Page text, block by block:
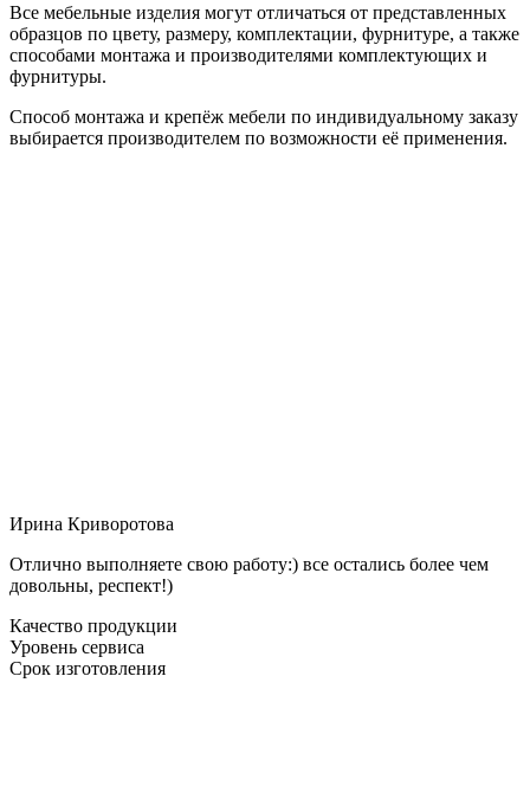
Все мебельные изделия могут отличаться от представленных
образцов по цвету, размеру, комплектации, фурнитуре, а также
способами монтажа и производителями комплектующих и
фурнитуры.
Способ монтажа и крепёж мебели по индивидуальному заказу
выбирается производителем по возможности её применения.
Ирина Криворотова
Отлично выполняете свою работу:) все остались более чем
довольны, респект!)
Качество продукции
Уровень сервиса
Срок изготовления